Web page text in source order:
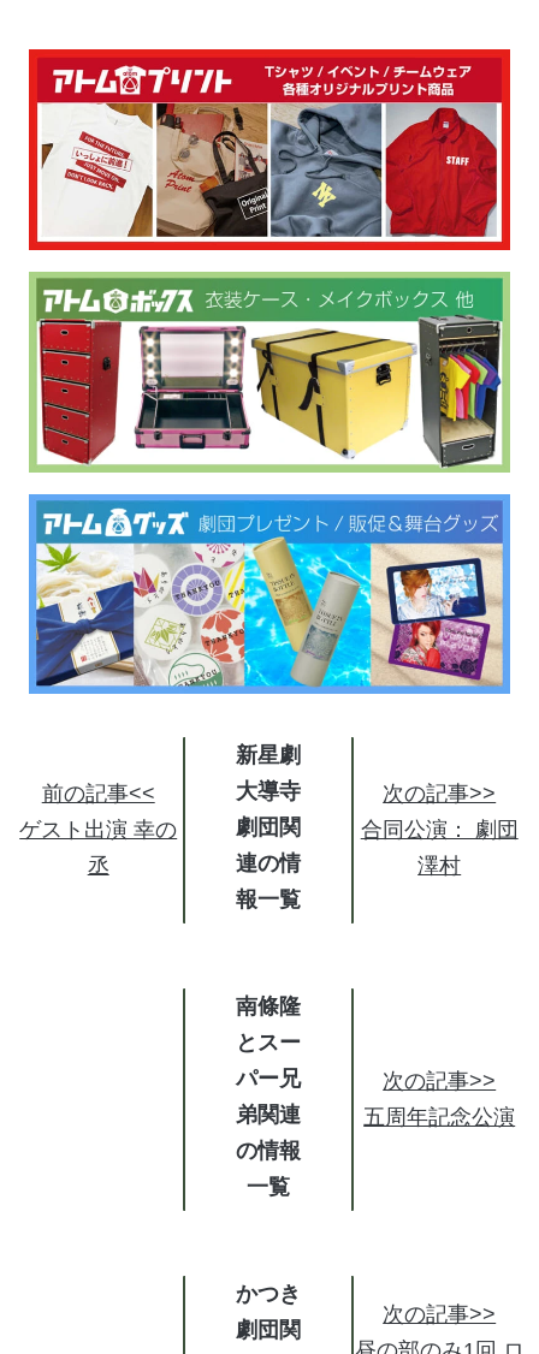
前の記事<<
ゲスト出演 幸の
丞
新星劇
大導寺
劇団関
連の情
報
次の記事>>
合同公演： 劇団
澤村
南條隆
とスー
パー兄
弟関連
の情報
次の記事>>
五周年記念公演
かつき
劇団関
次の記事>>